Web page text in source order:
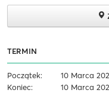
TERMIN
Początek:
10 Marca
Koniec:
10 Marca